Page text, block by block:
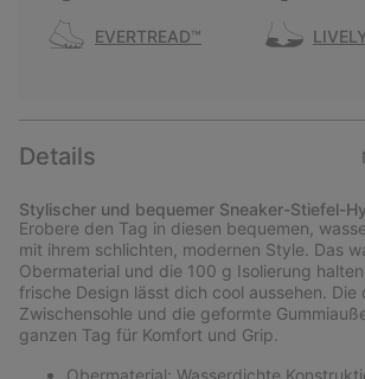
EVERTREAD™
Details
Stylischer und bequemer Sneaker-Stiefel-
Erobere den Tag in diesen bequemen,
mit ihrem schlichten, modernen Style. Das
Obermaterial und die 100 g Isolierung
frische Design lässt dich cool aussehen. Die
Zwischensohle und die geformte
ganzen Tag für Komfort und Grip.
Obermaterial: Wasserdichte